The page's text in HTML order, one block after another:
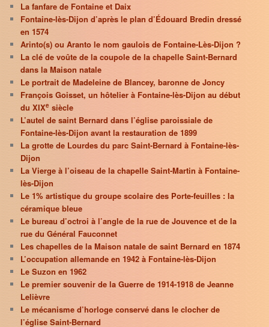
La fanfare de Fontaine et Daix
Fontaine-lès-Dijon d’après le plan d’Édouard Bredin dressé
en 1574
Arinto(s) ou Aranto le nom gaulois de Fontaine-Lès-Dijon ?
La clé de voûte de la coupole de la chapelle Saint-Bernard
dans la Maison natale
Le portrait de Madeleine de Blancey, baronne de Joncy
François Goisset, un hôtelier à Fontaine-lès-Dijon au début
du XIXe siècle
L’autel de saint Bernard dans l’église paroissiale de
Fontaine-lès-Dijon avant la restauration de 1899
La grotte de Lourdes du parc Saint-Bernard à Fontaine-lès-
Dijon
La Vierge à l’oiseau de la chapelle Saint-Martin à Fontaine-
lès-Dijon
Le 1% artistique du groupe scolaire des Porte-feuilles : la
céramique bleue
Le bureau d’octroi à l’angle de la rue de Jouvence et de la
rue du Général Fauconnet
Les chapelles de la Maison natale de saint Bernard en 1874
L’occupation allemande en 1942 à Fontaine-lès-Dijon
Le Suzon en 1962
Le premier souvenir de la Guerre de 1914-1918 de Jeanne
Lelièvre
Le mécanisme d’horloge conservé dans le clocher de
l’église Saint-Bernard